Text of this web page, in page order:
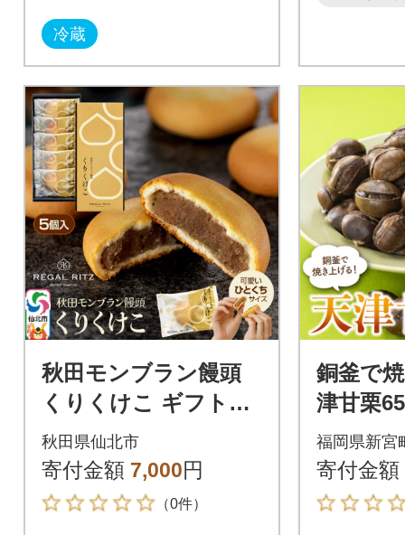
冷蔵
秋田モンブラン饅頭
くりくけこ ギフトセ
ット 5個入|02_psk-05
0501
秋田県仙北市
寄付金額 7,000円
（0件）
銅釜で
津甘栗
福岡県新宮
寄付金額